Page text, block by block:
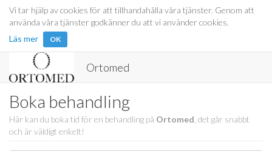
Vi tar hjälp av cookies för att tillhandahålla våra tjänster. Genom att
använda våra tjänster godkänner du att vi använder cookies.
Läs mer
OK
Ortomed
Boka behandling
Här kan du boka tid för en behandling på Ortomed , det går snabbt
och är väldigt enkelt!